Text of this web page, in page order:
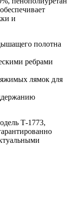
и
полотна
ребрами
лямок для
Т-1773,